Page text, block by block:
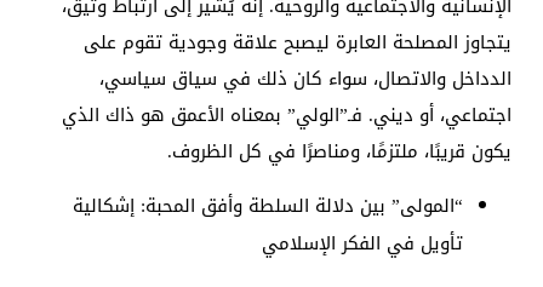
يتجاوز المصلحة العابرة ليصبح علاقة وجودية تقوم على
الدداخل والاتصال، سواء كان ذلك في سياق سياسي،
اجتماعي، أو ديني. فـ”الولي” بمعناه الأعمق هو ذاك الذي
يكون قريبًا، ملتزمًا، ومناصرًا في كل الظروف.
“المولى” بين دلالة السلطة وأفق المحبة: إشكالية
تأويل في الفكر الإسلامي